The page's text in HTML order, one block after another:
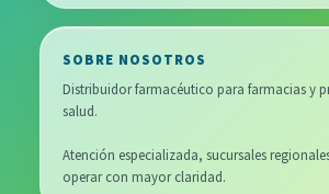
SOBRE NOSOTROS
Distribuidor farmacéutico para farmacias y
salud.
Atención especializada, sucursales
operar con mayor claridad.